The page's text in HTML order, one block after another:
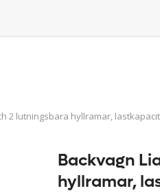
2 lutningsbara hyllramar,
Backvagn
hyllramar,